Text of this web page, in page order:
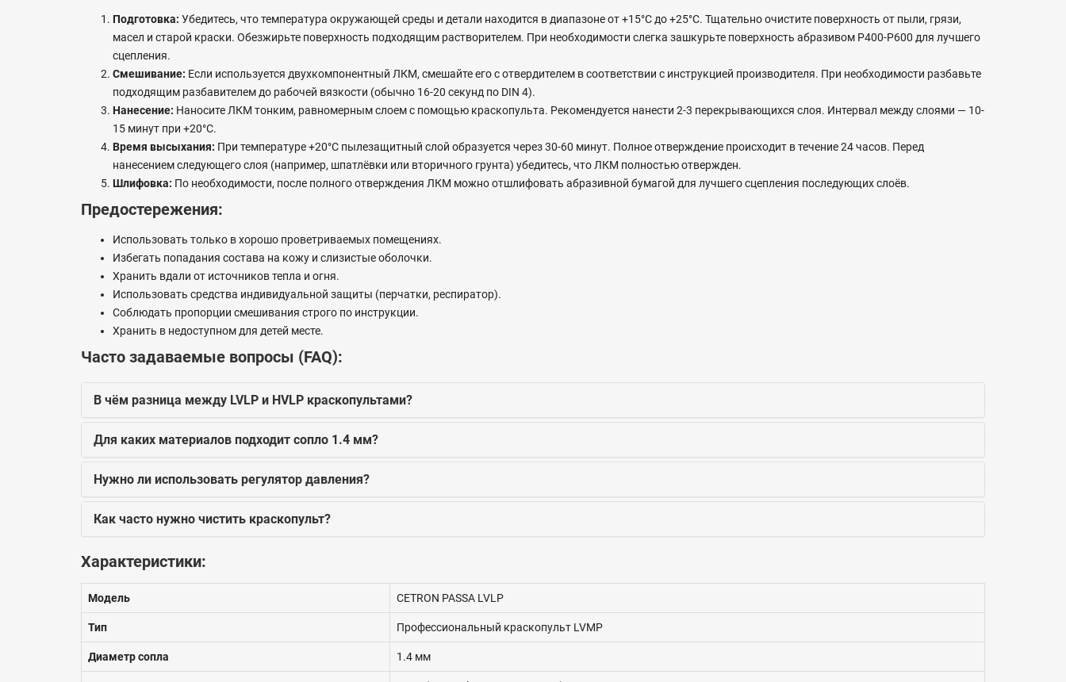
Подготовка: Убедитесь, что температура окружающей среды и детали находится в диапазоне от +15°C до +25°C. Тщательно очистите поверхность от пыли, грязи,
масел и старой краски. Обезжирьте поверхность подходящим растворителем. При необходимости слегка зашкурьте поверхность абразивом P400-P600 для лучшего
сцепления.
Смешивание: Если используется двухкомпонентный ЛКМ, смешайте его с отвердителем в соответствии с инструкцией производителя. При необходимости разбавьте
подходящим разбавителем до рабочей вязкости (обычно 16-20 секунд по DIN 4).
Нанесение: Наносите ЛКМ тонким, равномерным слоем с помощью краскопульта. Рекомендуется нанести 2-3 перекрывающихся слоя. Интервал между слоями — 10-
15 минут при +20°C.
Время высыхания: При температуре +20°C пылезащитный слой образуется через 30-60 минут. Полное отверждение происходит в течение 24 часов. Перед
нанесением следующего слоя (например, шпатлёвки или вторичного грунта) убедитесь, что ЛКМ полностью отвержден.
Шлифовка: По необходимости, после полного отверждения ЛКМ можно отшлифовать абразивной бумагой для лучшего сцепления последующих слоёв.
Предостережения:
Использовать только в хорошо проветриваемых помещениях.
Избегать попадания состава на кожу и слизистые оболочки.
Хранить вдали от источников тепла и огня.
Использовать средства индивидуальной защиты (перчатки, респиратор).
Соблюдать пропорции смешивания строго по инструкции.
Хранить в недоступном для детей месте.
Часто задаваемые вопросы (FAQ):
В чём разница между LVLP и HVLP краскопультами?
Для каких материалов подходит сопло 1.4 мм?
Нужно ли использовать регулятор давления?
Как часто нужно чистить краскопульт?
Характеристики:
Модель CETRON PASSA LVLP
Тип Профессиональный краскопульт LVMP
Диаметр сопла 1.4 мм